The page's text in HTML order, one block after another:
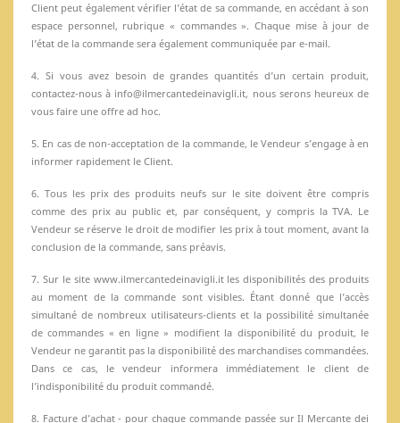
Client peut également vérifier l’état de sa commande, en accédant à son
espace personnel, rubrique « commandes ». Chaque mise à jour de
l’état de la commande sera également communiquée par e-mail.
4. Si vous avez besoin de grandes quantités d’un certain produit,
contactez-nous à info@ilmercantedeinavigli.it, nous serons heureux de
vous faire une offre ad hoc.
5. En cas de non-acceptation de la commande, le Vendeur s’engage à en
informer rapidement le Client.
6. Tous les prix des produits neufs sur le site doivent être compris
comme des prix au public et, par conséquent, y compris la TVA. Le
Vendeur se réserve le droit de modifier les prix à tout moment, avant la
conclusion de la commande, sans préavis.
7. Sur le site www.ilmercantedeinavigli.it les disponibilités des produits
au moment de la commande sont visibles. Étant donné que l’accès
simultané de nombreux utilisateurs-clients et la possibilité simultanée
de commandes « en ligne » modifient la disponibilité du produit, le
Vendeur ne garantit pas la disponibilité des marchandises commandées.
Dans ce cas, le vendeur informera immédiatement le client de
l’indisponibilité du produit commandé.
8. Facture d’achat - pour chaque commande passée sur Il Mercante dei